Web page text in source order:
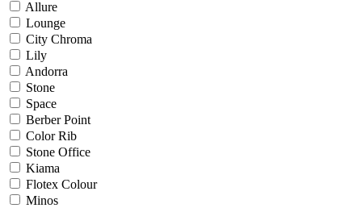
Allure
Lounge
City Chroma
Lily
Andorra
Stone
Space
Berber Point
Color Rib
Stone Office
Kiama
Flotex Colour
Minos